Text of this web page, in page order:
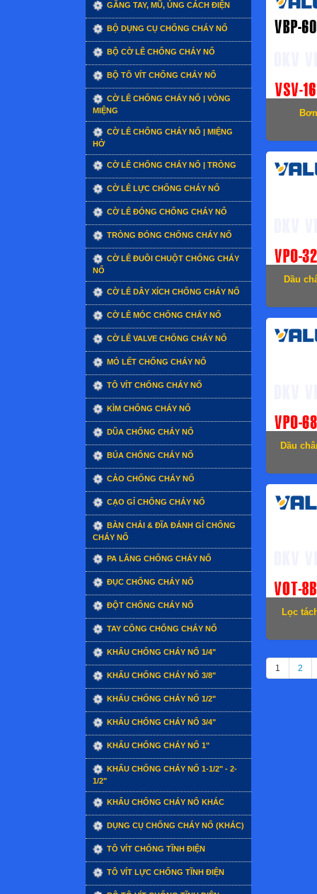
GĂNG TAY, MŨ, ỦNG CÁCH ĐIỆN
BỘ DỤNG CỤ CHỐNG CHÁY NỔ
BỘ CỜ LÊ CHỐNG CHÁY NỔ
BỘ TÔ VÍT CHỐNG CHÁY NỔ
CỜ LÊ CHỐNG CHÁY NỔ | VÒNG
MIỆNG
CỜ LÊ CHỐNG CHÁY NỔ | MIỆNG
HỞ
CỜ LÊ CHỐNG CHÁY NỔ | TRÒNG
CỜ LÊ LỰC CHỐNG CHÁY NỔ
CỜ LÊ ĐÓNG CHỐNG CHÁY NỔ
TRÒNG ĐÓNG CHỐNG CHÁY NỔ
CỜ LÊ ĐUÔI CHUỘT CHỐNG CHÁY
NỔ
CỜ LÊ DÂY XÍCH CHỐNG CHÁY NỔ
CỜ LÊ MÓC CHỐNG CHÁY NỔ
CỜ LÊ VALVE CHỐNG CHÁY NỔ
MỎ LẾT CHỐNG CHÁY NỔ
TÔ VÍT CHỐNG CHÁY NỔ
KÌM CHỐNG CHÁY NỔ
DŨA CHỐNG CHÁY NỔ
BÚA CHỐNG CHÁY NỔ
CẢO CHỐNG CHÁY NỔ
CẠO GỈ CHỐNG CHÁY NỔ
BÀN CHẢI & ĐĨA ĐÁNH GỈ CHỐNG
CHÁY NỔ
PA LĂNG CHỐNG CHÁY NỔ
ĐỤC CHỐNG CHÁY NỔ
ĐỘT CHỐNG CHÁY NỔ
TAY CÔNG CHỐNG CHÁY NỔ
KHẨU CHỐNG CHÁY NỔ 1/4"
KHẨU CHỐNG CHÁY NỔ 3/8"
KHẨU CHỐNG CHÁY NỔ 1/2"
KHẨU CHỐNG CHÁY NỔ 3/4"
KHẨU CHỐNG CHÁY NỔ 1"
KHẨU CHỐNG CHÁY NỔ 1-1/2" - 2-
1/2"
KHẨU CHỐNG CHÁY NỔ KHÁC
DỤNG CỤ CHỐNG CHÁY NỔ (KHÁC)
TÔ VÍT CHỐNG TĨNH ĐIỆN
TÔ VÍT LỰC CHỐNG TĨNH ĐIỆN
Dầu
Dầu
Lọc
1 2